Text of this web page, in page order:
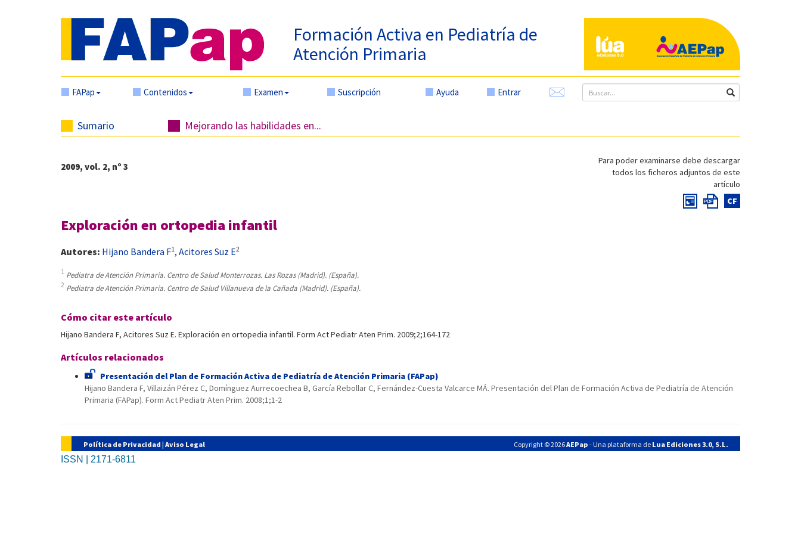
Formación Activa en Pediatría de
Atención Primaria
FAPap Contenidos Examen Suscripción Ayuda Entrar
Sumario Mejorando las habilidades en...
Para poder examinarse debe descargar
todos los ficheros adjuntos de este
artículo
CF
2009, vol. 2, nº 3
Exploración en ortopedia infantil
Autores: Hijano Bandera F1, Acitores Suz E2
1 Pediatra de Atención Primaria. Centro de Salud Monterrozas. Las Rozas (Madrid). (España).
2 Pediatra de Atención Primaria. Centro de Salud Villanueva de la Cañada (Madrid). (España).
Cómo citar este artículo
Hijano Bandera F, Acitores Suz E. Exploración en ortopedia infantil. Form Act Pediatr Aten Prim. 2009;2;164-172
Artículos relacionados
Presentación del Plan de Formación Activa de Pediatría de Atención Primaria (FAPap)
Hijano Bandera F, Villaizán Pérez C, Domínguez Aurrecoechea B, García Rebollar C, Fernández-Cuesta Valcarce MÁ. Presentación del Plan de Formación Activa de Pediatría de Atención
Primaria (FAPap). Form Act Pediatr Aten Prim. 2008;1;1-2
Política de Privacidad | Aviso Legal Copyright © 2026AEPap - Una plataforma de Lua Ediciones 3.0, S.L.
ISSN | 2171-6811